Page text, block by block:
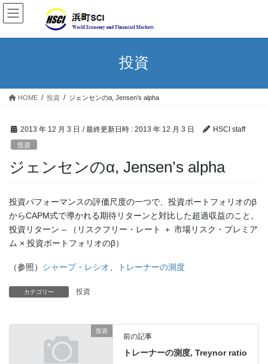
投資
HOME 投資 ジェンセンのα, Jensen’s alpha
2013 年 12 月 3 日 / 最終更新日時 : 2013 年 12 月 3 日 HSCI staff
投資
ジェンセンのα, Jensen’s alpha
投資パフォーマンスの評価尺度の一つで、投資ポートフォリオのβ
からCAPM式で導かれる期待リターンと対比した超過収益のこと。
投資リターン – （リスクフリー・レート ＋ 市場リスク・プレミア
ム × 投資ポートフォリオのβ）
（参照） シャープ・レシオ トレーナーの測度
カテゴリー 投資
投資
前の記事
トレーナーの測度, Treynor ratio